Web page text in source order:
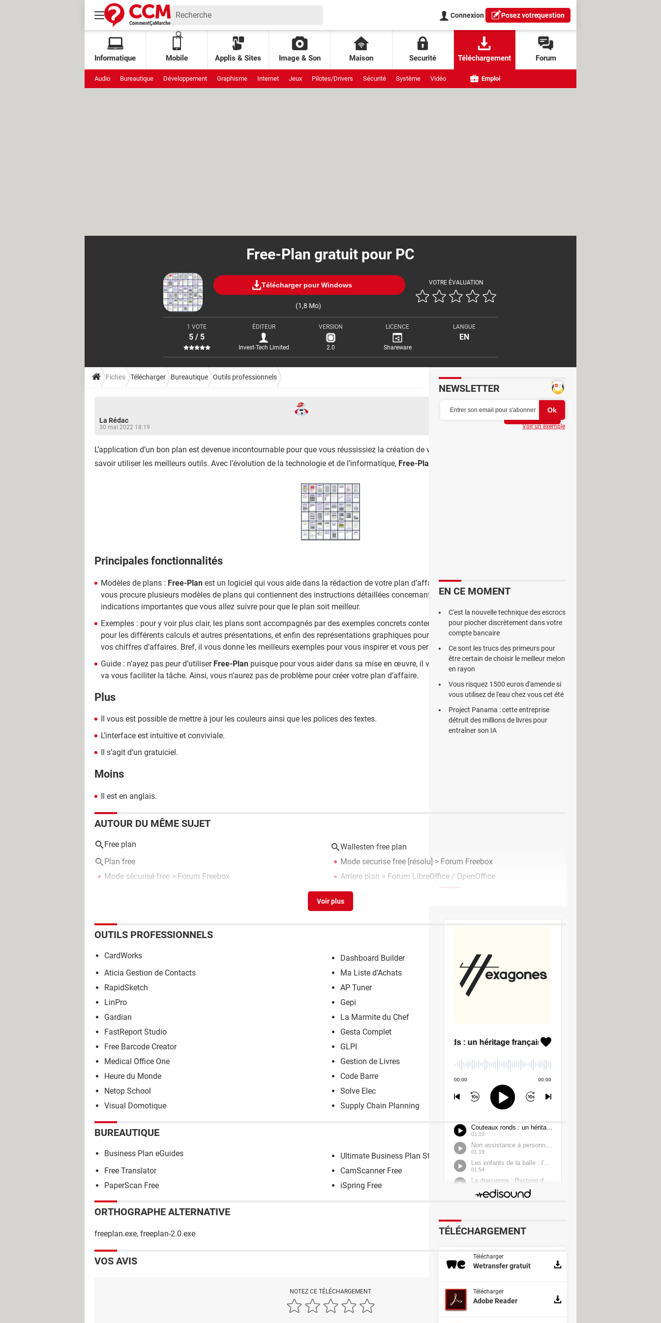
Connexion Posez votrequestion
Informatique Mobile Applis & Sites Image & Son Maison Securité Téléchargement Forum
Audio Bureautique Développement Graphisme Internet Jeux Pilotes/Drivers Sécurité Système Vidéo Emploi
Free-Plan gratuit pour PC
Télécharger pour Windows
(1,8 Mo)
VOTRE ÉVALUATION
1 VOTE
5 / 5
ÉDITEUR
Invest-Tech Limited
VERSION
2.0
LICENCE
Shareware
LANGUE
EN
Fiches Télécharger Bureautique Outils professionnels
La Rédac
30 mai 2022 18:19
L’application d’un bon plan est devenue incontournable pour que vous réussissiez la création de votre entreprise. Pour ce faire, il faut
savoir utiliser les meilleurs outils. Avec l’évolution de la technologie et de l’informatique, Free-Plan
Principales fonctionnalités
Modèles de plans : Free-Plan est un logiciel qui vous aide dans la rédaction de votre plan d’affaire de manière efficace. Pour cela, il
vous procure plusieurs modèles de plans qui contiennent des instructions détaillées concernant les activités à faire et aussi des
indications importantes que vous allez suivre pour que le plan soit meilleur.
Exemples : pour y voir plus clair, les plans sont accompagnés par des exemples concrets contenant des types de lettres, de tableaux
pour les différents calculs et autres présentations, et enfin des représentations graphiques pour illustrer vos objectifs par exemple ou
vos chiffres d’affaires. Bref, il vous donne les meilleurs exemples pour vous inspirer et vous permettre de rédiger un bon plan d’affaire.
Guide : n’ayez pas peur d’utiliser Free-Plan puisque pour vous aider dans sa mise en œuvre, il vous offre un guide complémentaire qui
va vous faciliter la tâche. Ainsi, vous n’aurez pas de problème pour créer votre plan d’affaire.
Plus
Il vous est possible de mettre à jour les couleurs ainsi que les polices des textes.
L’interface est intuitive et conviviale.
Il s’agit d’un gratuiciel.
Moins
Il est en anglais.
AUTOUR DU MÊME SUJET
Free plan
Wallesten free plan
Plan free
Mode securise free [résolu] > Forum Freebox
Mode sécurisé free > Forum Freebox Arriere plan > Forum LibreOffice / OpenOffice
Jm plan c
OUTILS PROFESSIONNELS
CardWorks
Dashboard Builder
Aticia Gestion de Contacts
Ma Liste d'Achats
RapidSketch
AP Tuner
LinPro
Gepi
Gardian
La Marmite du Chef
FastReport Studio
Gesta Complet
Free Barcode Creator
GLPI
Medical Office One
Gestion de Livres
Heure du Monde
Code Barre
Netop School
Solve Elec
Visual Domotique
Supply Chain Planning
BUREAUTIQUE
Business Plan eGuides
Ultimate Business Plan Starter
Free Translator
CamScanner Free
PaperScan Free
iSpring Free
ORTHOGRAPHE ALTERNATIVE
freeplan.exe, freeplan-2.0.exe
VOS AVIS
NOTEZ CE TÉLÉCHARGEMENT
NEWSLETTER
Voir un exemple
EN CE MOMENT
C'est la nouvelle technique des escrocs
pour piocher discrètement dans votre
compte bancaire
Ce sont les trucs des primeurs pour
être certain de choisir le meilleur melon
en rayon
Vous risquez 1500 euros d'amende si
vous utilisez de l'eau chez vous cet été
Project Panama : cette entreprise
détruit des millions de livres pour
entraîner son IA
TÉLÉCHARGEMENT
Télécharger
Wetransfer gratuit
Télécharger
Adobe Reader